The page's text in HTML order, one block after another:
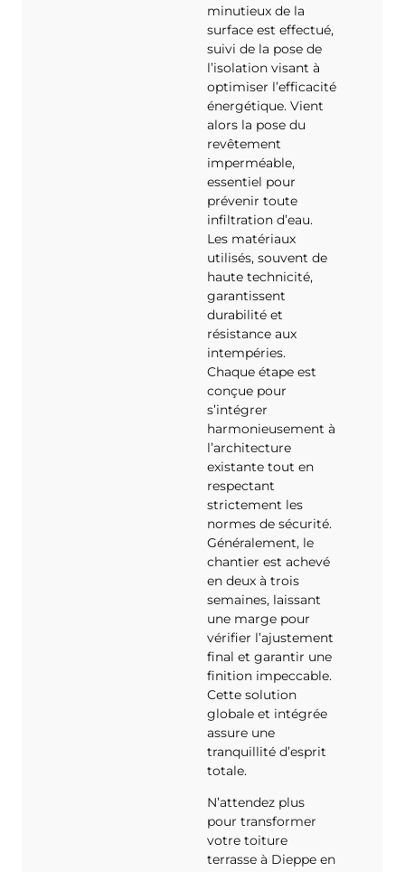
minutieux de la
surface est effectué,
suivi de la pose de
l’isolation visant à
optimiser l’efficacité
énergétique. Vient
alors la pose du
revêtement
imperméable,
essentiel pour
prévenir toute
infiltration d’eau.
Les matériaux
utilisés, souvent de
haute technicité,
garantissent
durabilité et
résistance aux
intempéries.
Chaque étape est
conçue pour
s’intégrer
harmonieusement à
l’architecture
existante tout en
respectant
strictement les
normes de sécurité.
Généralement, le
chantier est achevé
en deux à trois
semaines, laissant
une marge pour
vérifier l’ajustement
final et garantir une
finition impeccable.
Cette solution
globale et intégrée
assure une
tranquillité d’esprit
totale.
N’attendez plus
pour transformer
votre toiture
terrasse à Dieppe en